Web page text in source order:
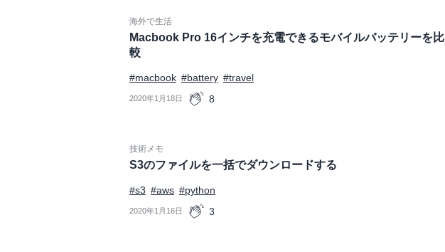
海外で生活
Macbook Pro 16インチを充電できるモバイルバッテリーを比
較
#macbook #battery #travel
2020年1月18日 8
技術メモ
S3のファイルを一括でダウンロードする
#s3 #aws #python
2020年1月16日 3